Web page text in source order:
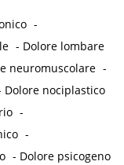
-
- Dolore lombare
neuromuscolare -
Dolore nociplastico
-
-
- Dolore psicogeno